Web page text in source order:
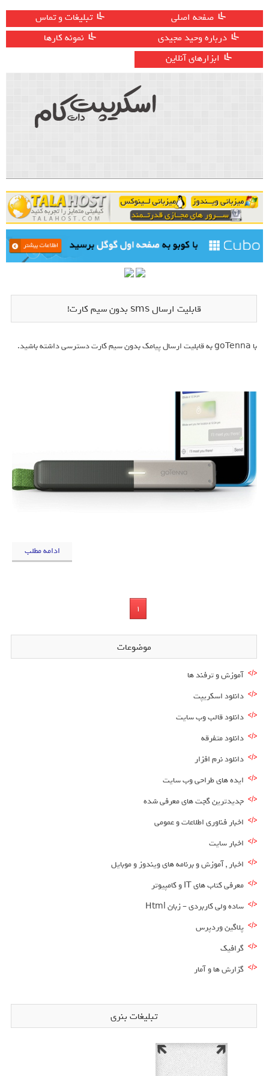
صفحه اصلی
تبلیغات و تماس
درباره وحید مجیدی
نمونه کارها
ابزارهای آنلاین
قابلیت ارسال sms بدون سیم کارت!
با goTenna به قابلیت ارسال پیامک بدون سیم کارت دسترسی داشته باشید.
ادامه مطلب
1
موضوعات
آموزش و ترفند ها
دانلود اسکریپت
دانلود قالب وب سایت
دانلود متفرقه
دانلود نرم افزار
ایده های طراحی وب سایت
جدیدترین گجت های معرفی شده
اخبار فناوری اطلاعات و عمومی
اخبار سایت
اخبار , آموزش و برنامه های ویندوز و موبایل
معرفی کتاب های IT و کامپیوتر
ساده ولی کاربردی – زبان Html
پلاگین وردپرس
گرافیک
گزارش ها و آمار
تبلیغات بنری